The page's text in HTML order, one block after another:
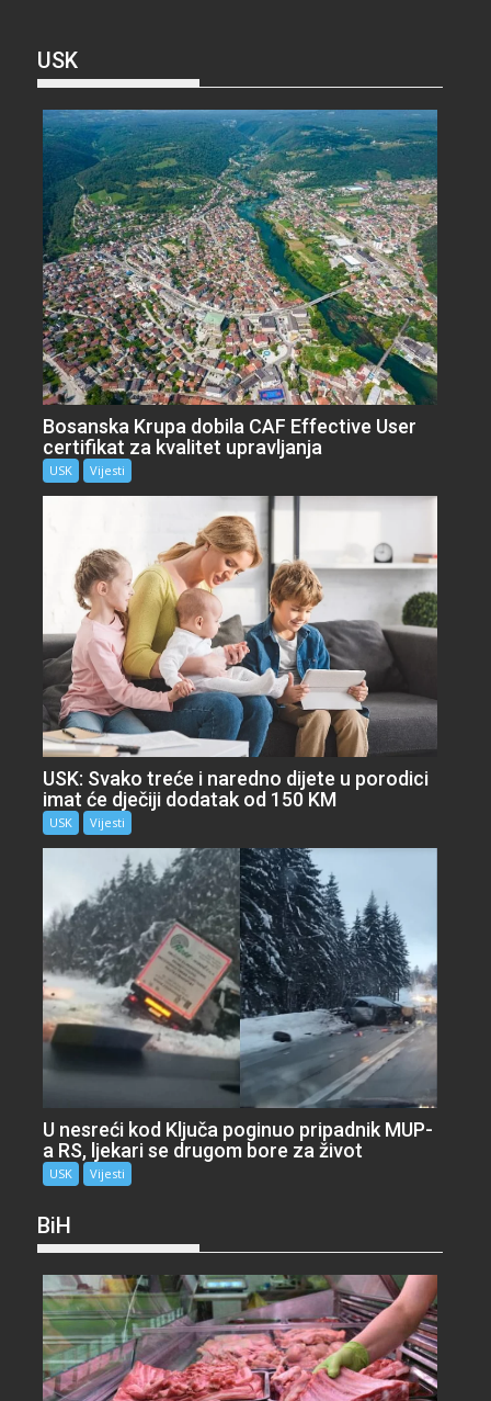
USK
Bosanska Krupa dobila CAF Effective User
certifikat za kvalitet upravljanja
USK Vijesti
USK: Svako treće i naredno dijete u porodici
imat će dječiji dodatak od 150 KM
USK Vijesti
U nesreći kod Ključa poginuo pripadnik MUP-
a RS, ljekari se drugom bore za život
USK Vijesti
BiH